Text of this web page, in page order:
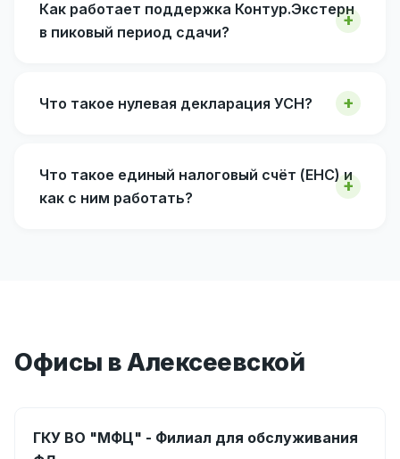
Как работает поддержка Контур.Экстерн
в пиковый период сдачи?
Что такое нулевая декларация УСН?
Что такое единый налоговый счёт (ЕНС) и
как с ним работать?
Офисы в Алексеевской
ГКУ ВО "МФЦ" - Филиал для обслуживания